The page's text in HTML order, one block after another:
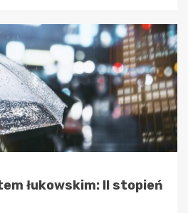
łukowskim: II stopień